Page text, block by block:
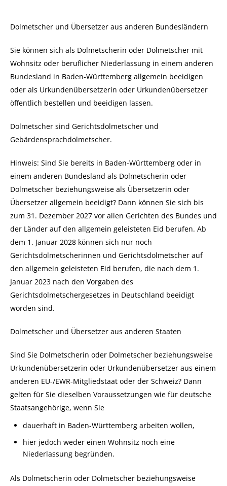
Dolmetscher und Übersetzer aus anderen Bundesländern
Sie können sich als Dolmetscherin oder Dolmetscher mit
Wohnsitz oder beruflicher Niederlassung in einem anderen
Bundesland in Baden-Württemberg allgemein beeidigen
oder als Urkundenübersetzerin oder Urkundenübersetzer
öffentlich bestellen und beeidigen lassen.
Dolmetscher sind Gerichtsdolmetscher und
Gebärdensprachdolmetscher.
Hinweis: Sind Sie bereits in Baden-Württemberg oder in
einem anderen Bundesland als Dolmetscherin oder
Dolmetscher beziehungsweise als Übersetzerin oder
Übersetzer allgemein beeidigt? Dann können Sie sich bis
zum 31. Dezember 2027 vor allen Gerichten des Bundes und
der Länder auf den allgemein geleisteten Eid berufen. Ab
dem 1. Januar 2028 können sich nur noch
Gerichtsdolmetscherinnen und Gerichtsdolmetscher auf
den allgemein geleisteten Eid berufen, die nach dem 1.
Januar 2023 nach den Vorgaben des
Gerichtsdolmetschergesetzes in Deutschland beeidigt
worden sind.
Dolmetscher und Übersetzer aus anderen Staaten
Sind Sie Dolmetscherin oder Dolmetscher beziehungsweise
Urkundenübersetzerin oder Urkundenübersetzer aus einem
anderen EU-/EWR-Mitgliedstaat oder der Schweiz? Dann
gelten für Sie dieselben Voraussetzungen wie für deutsche
Staatsangehörige, wenn Sie
dauerhaft in Baden-Württemberg arbeiten wollen,
hier jedoch weder einen Wohnsitz noch eine
Niederlassung begründen.
Als Dolmetscherin oder Dolmetscher beziehungsweise